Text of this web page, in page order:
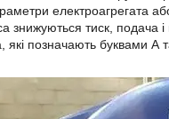
електроагрегата
знижуються тиск, подача
які позначають буквами А